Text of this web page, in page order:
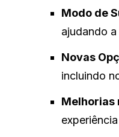
Modo de
ajudando
Novas
incluindo
Melhorias